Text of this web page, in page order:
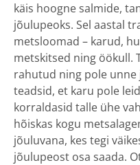
käis hoogne salmide,
jõulupeoks. Sel aastal
metsloomad – karud,
metskitsed ning öökull.
rahutud ning pole unne
teadsid, et karu pole
korraldasid talle ühe
hõiskas kogu
jõuluvana, kes tegi
jõulupeost osa saada.